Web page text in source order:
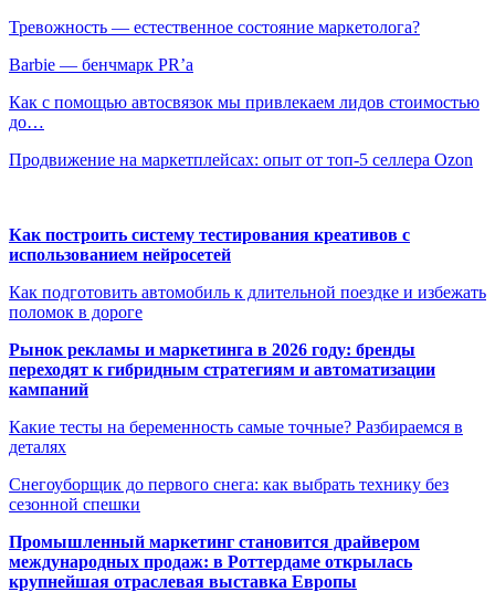
Тревожность — естественное состояние маркетолога?
Barbie — бенчмарк PR’a
Как с помощью автосвязок мы привлекаем лидов стоимостью
до…
Продвижение на маркетплейсах: опыт от топ-5 селлера Ozon
Как построить систему тестирования креативов с
использованием нейросетей
Как подготовить автомобиль к длительной поездке и избежать
поломок в дороге
Рынок рекламы и маркетинга в 2026 году: бренды
переходят к гибридным стратегиям и автоматизации
кампаний
Какие тесты на беременность самые точные? Разбираемся в
деталях
Снегоуборщик до первого снега: как выбрать технику без
сезонной спешки
Промышленный маркетинг становится драйвером
международных продаж: в Роттердаме открылась
крупнейшая отраслевая выставка Европы